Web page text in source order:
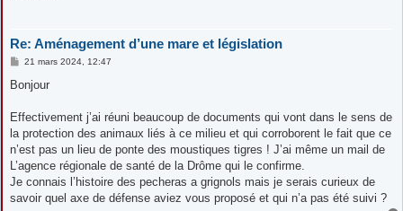
Re: Aménagement d’une mare et législation
M
s
g
21 mars 2024, 12:47
Bonjour
Effectivement j’ai réuni beaucoup de documents qui vont dans le sens de
la protection des animaux liés à ce milieu et qui corroborent le fait que ce
n’est pas un lieu de ponte des moustiques tigres ! J’ai même un mail de
L’agence régionale de santé de la Drôme qui le confirme.
Je connais l’histoire des pecheras a grignols mais je serais curieux de
savoir quel axe de défense aviez vous proposé et qui n’a pas été suivi ?